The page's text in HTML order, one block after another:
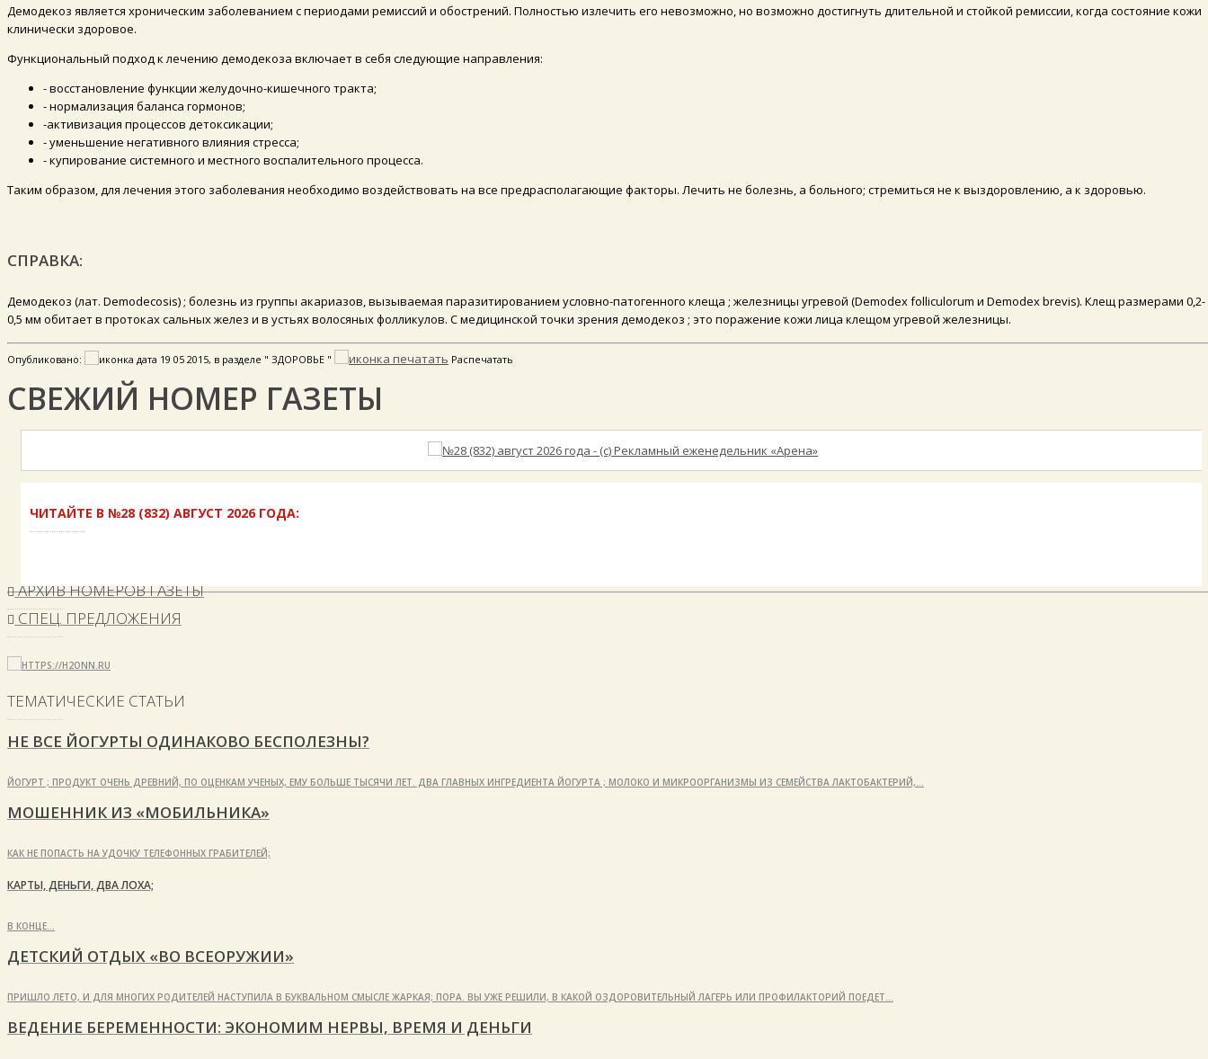
Демодекоз является хроническим заболеванием с периодами ремиссий и обострений. Полностью излечить его невозможно, но возможно достигнуть длительной и стойкой ремиссии, когда состояние кожи
клинически здоровое.
Функциональный подход к лечению демодекоза включает в себя следующие направления:
- восстановление функции желудочно-кишечного тракта;
- нормализация баланса гормонов;
-активизация процессов детоксикации;
- уменьшение негативного влияния стресса;
- купирование системного и местного воспалительного процесса.
Таким образом, для лечения этого заболевания необходимо воздействовать на все предрасполагающие факторы. Лечить не болезнь, а больного; стремиться не к выздоровлению, а к здоровью.
СПРАВКА:
Демодекоз (лат. Demodecosis) ; болезнь из группы акариазов, вызываемая паразитированием условно-патогенного клеща ; железницы угревой (Demodex folliculorum и Demodex brevis). Клещ размерами 0,2-
0,5 мм обитает в протоках сальных желез и в устьях волосяных фолликулов. С медицинской точки зрения демодекоз ; это поражение кожи лица клещом угревой железницы.
Опубликовано: 19 05 2015, в разделе " ЗДОРОВЬЕ " Распечатать
СВЕЖИЙ НОМЕР ГАЗЕТЫ
ЧИТАЙТЕ В №28 (832) АВГУСТ 2026 ГОДА:
АРХИВ НОМЕРОВ ГАЗЕТЫ
СПЕЦ. ПРЕДЛОЖЕНИЯ
ТЕМАТИЧЕСКИЕ СТАТЬИ
НЕ ВСЕ ЙОГУРТЫ ОДИНАКОВО БЕСПОЛЕЗНЫ?
ЙОГУРТ ; ПРОДУКТ ОЧЕНЬ ДРЕВНИЙ, ПО ОЦЕНКАМ УЧЕНЫХ, ЕМУ БОЛЬШЕ ТЫСЯЧИ ЛЕТ. ДВА ГЛАВНЫХ ИНГРЕДИЕНТА ЙОГУРТА ; МОЛОКО И МИКРООРГАНИЗМЫ ИЗ СЕМЕЙСТВА ЛАКТОБАКТЕРИЙ,…
МОШЕННИК ИЗ «МОБИЛЬНИКА»
КАК НЕ ПОПАСТЬ НА УДОЧКУ ТЕЛЕФОННЫХ ГРАБИТЕЛЕЙ;
КАРТЫ, ДЕНЬГИ, ДВА ЛОХА;
В КОНЦЕ…
ДЕТСКИЙ ОТДЫХ «ВО ВСЕОРУЖИИ»
ПРИШЛО ЛЕТО, И ДЛЯ МНОГИХ РОДИТЕЛЕЙ НАСТУПИЛА В БУКВАЛЬНОМ СМЫСЛЕ ЖАРКАЯ; ПОРА. ВЫ УЖЕ РЕШИЛИ, В КАКОЙ ОЗДОРОВИТЕЛЬНЫЙ ЛАГЕРЬ ИЛИ ПРОФИЛАКТОРИЙ ПОЕДЕТ…
ВЕДЕНИЕ БЕРЕМЕННОСТИ: ЭКОНОМИМ НЕРВЫ, ВРЕМЯ И ДЕНЬГИ